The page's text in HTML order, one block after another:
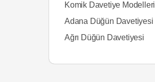
Komik Davetiye Modelleri
Adana Düğün Davetiyesi
Ağrı Düğün Davetiyesi